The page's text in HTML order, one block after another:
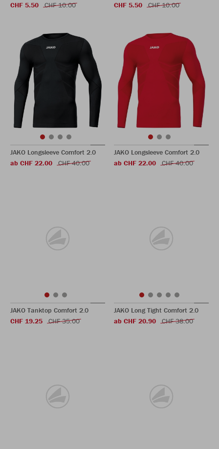
CHF 5.50
CHF 10.00
CHF 5.50
CHF 10.00
JAKO Longsleeve Comfort 2.0
ab CHF 22.00
CHF 40.00
JAKO Longsleeve Comfort 2.0
ab CHF 22.00
CHF 40.00
JAKO Tanktop Comfort 2.0
CHF 19.25
CHF 35.00
JAKO Long Tight Comfort 2.0
ab CHF 20.90
CHF 38.00